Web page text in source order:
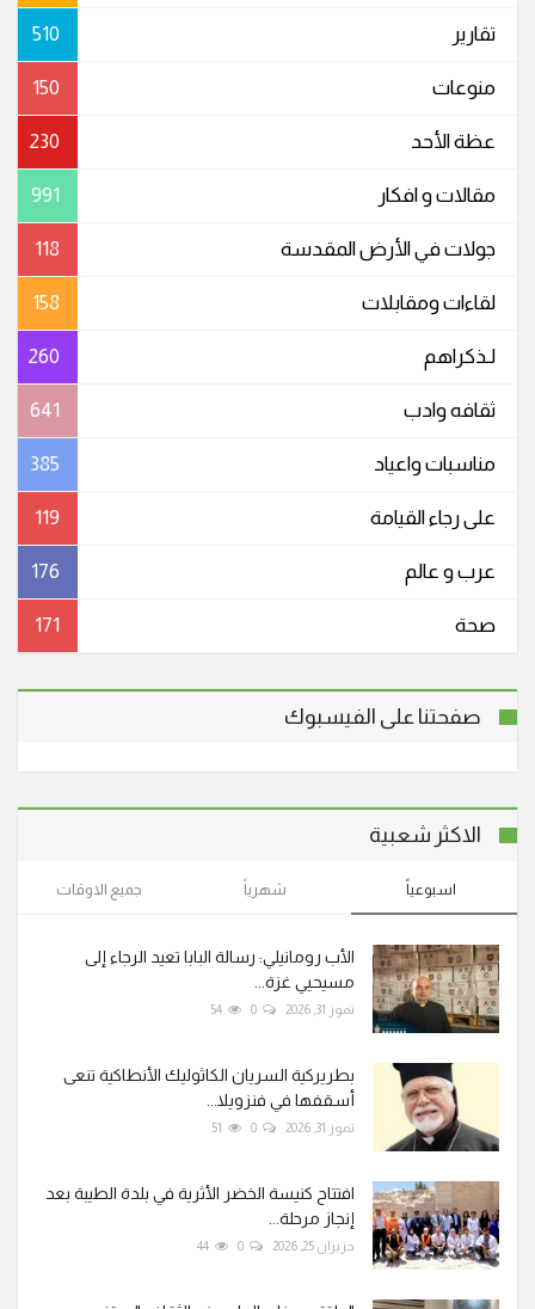
تقارير 510
منوعات 150
عظة الأحد 230
مقالات و افكار 991
جولات في الأرض المقدسة 118
لقاءات ومقابلات 158
لـذكراهم 260
ثقافه وادب 641
مناسبات واعیاد 385
على رجاء القيامة 119
عرب و عالم 176
صحة 171
صفحتنا على الفيسبوك
الاكثر شعبية
اسبوعياً شهرياً جميع الاوقات
الأب رومانيلي: رسالة البابا تعيد الرجاء إلى
مسيحيي غزة...
تموز 31, 2026 0
54
بطريركية السريان الكاثوليك الأنطاكية تنعى
أسقفها في فنزويلا...
تموز 31, 2026 0
51
افتتاح كنيسة الخضر الأثرية في بلدة الطيبة بعد
إنجاز مرحلة...
حزيران 25, 2026 0
44